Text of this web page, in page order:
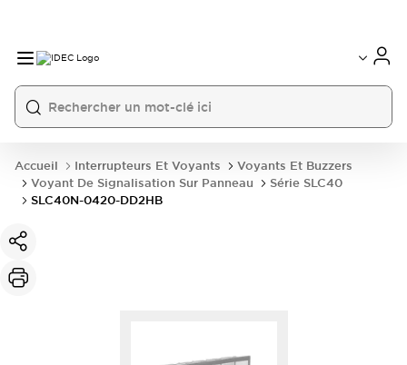
Accueil Interrupteurs Et Voyants
Voyants Et Buzzers
Voyant De Signalisation Sur Panneau
Série SLC40
SLC40N-0420-DD2HB